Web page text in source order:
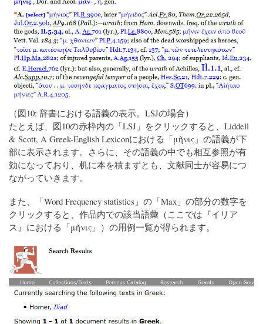
（図10: 辞書における語義の表示。LSJの場合）
たとえば、図10の赤枠内の「LSJ」をクリックすると、Liddell
& Scott, A Greek-English Lexiconにおける「μῆνις」の語義が下
部に表示されます。さらに、その語義の中でも相互参照が有
効になっており、机に本を積まずとも、文献同士が容易につ
ながっていきます。
また、「Word Frequency statistics」の「Max」の部分の数字を
クリックすると、作品内での該当語彙（ここでは『イリア
ス』における「μῆνις」）の用例一覧が得られます。